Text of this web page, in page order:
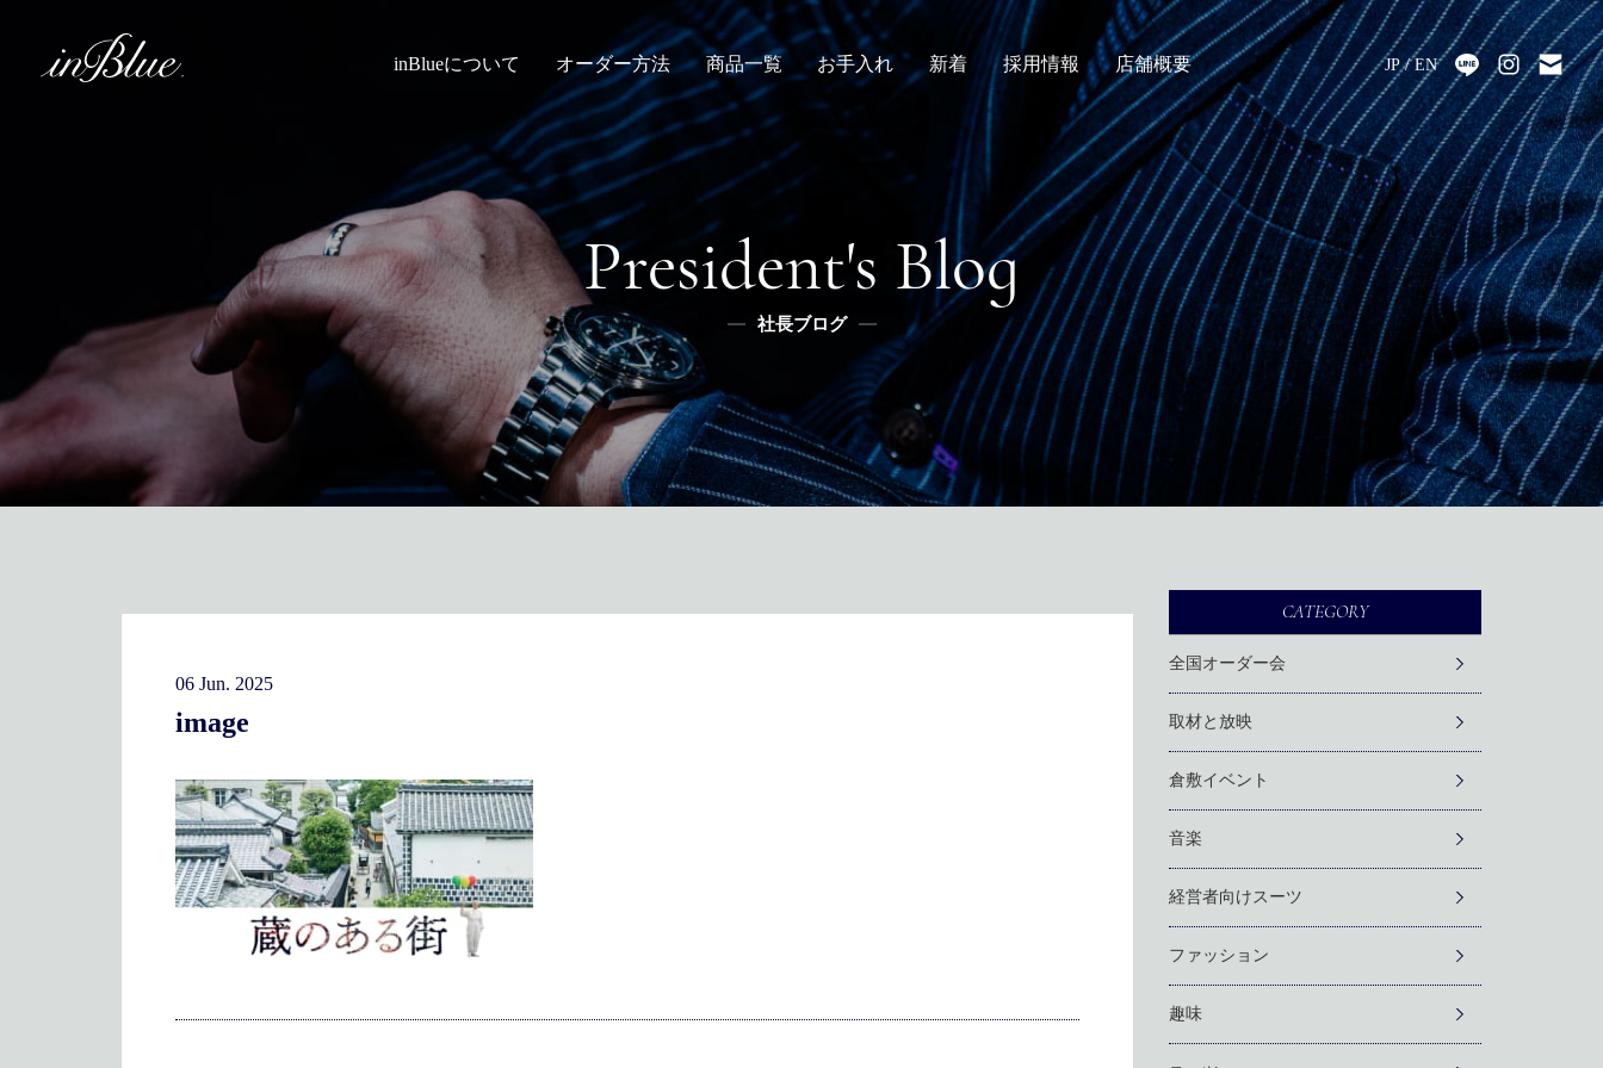
inBlueについて
ヒストリー
理念
トライフープ
着用シーン
こだわり
縫製
Q&A
オーダー方法
倉敷店でのオーダー
全国オーダー会
ふるさと納税
商品一覧
デニムスーツ
メンズ
レディース
ふるさと納税
ふるさとチョイス
お手入れ 新着
ニュース
インタビュー
社長ブログ
スタッフブログ
メディア掲載
採用情報
新卒採用
店舗概要
アクセス
会社情報
代表メッセージ
JP EN
President's Blog
社長ブログ
06 Jun. 2025
image
CATEGORY
全国オーダー会
取材と放映
倉敷イベント
音楽
経営者向けスーツ
ファッション
趣味